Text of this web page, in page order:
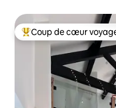
Coups de cœur
Coup de cœur